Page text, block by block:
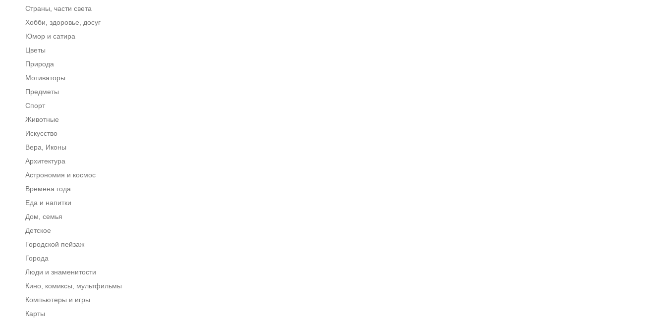
Страны, части света
Хобби, здоровье, досуг
Юмор и сатира
Цветы
Природа
Мотиваторы
Предметы
Спорт
Животные
Искусство
Вера, Иконы
Архитектура
Астрономия и космос
Времена года
Еда и напитки
Дом, семья
Детское
Городской пейзаж
Города
Люди и знаменитости
Кино, комиксы, мультфильмы
Компьютеры и игры
Карты